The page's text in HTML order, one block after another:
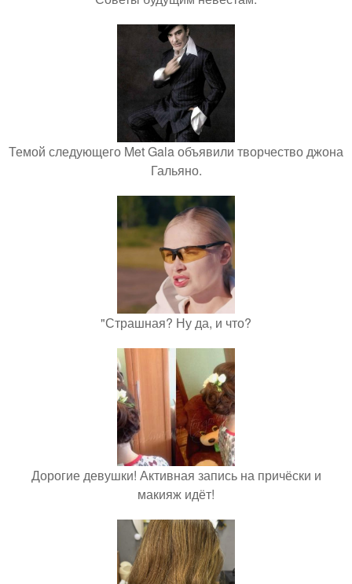
Темой следующего Met Gala объявили творчество джона
Гальяно.
"Страшная? Ну да, и что?
Дорогие девушки! Активная запись на причёски и
макияж идёт!